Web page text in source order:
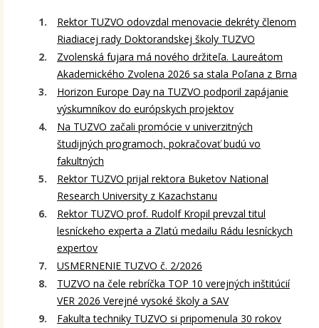
Rektor TUZVO odovzdal menovacie dekréty členom
Riadiacej rady Doktorandskej školy TUZVO
Zvolenská fujara má nového držiteľa. Laureátom
Akademického Zvolena 2026 sa stala Poľana z Brna
Horizon Europe Day na TUZVO podporil zapájanie
výskumníkov do európskych projektov
Na TUZVO začali promócie v univerzitných
študijných programoch, pokračovať budú vo
fakultných
Rektor TUZVO prijal rektora Buketov National
Research University z Kazachstanu
Rektor TUZVO prof. Rudolf Kropil prevzal titul
lesníckeho experta a Zlatú medailu Rádu lesníckych
expertov
USMERNENIE TUZVO č. 2/2026
TUZVO na čele rebríčka TOP 10 verejných inštitúcií
VER 2026 Verejné vysoké školy a SAV
Fakulta techniky TUZVO si pripomenula 30 rokov